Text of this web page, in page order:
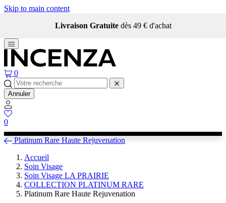
Skip to main content
Livraison Gratuite dès 49 € d'achat
0
Annuler
0
Platinum Rare Haute Rejuvenation
Accueil
Soin Visage
Soin Visage LA PRAIRIE
COLLECTION PLATINUM RARE
Platinum Rare Haute Rejuvenation